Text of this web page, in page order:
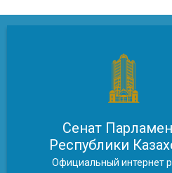
Сенат
Республики
Официальный интернет